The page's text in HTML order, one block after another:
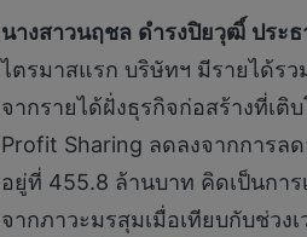
นางสาวนฤชล ดำรงปิยวุฒิ์ ประธ
ไตรมาสแรก บริษัทฯ มีรายได้ร
จากรายได้ฝั่งธุรกิจก่อสร้างที่เติ
Profit Sharing ลดลงจากการล
อยู่ที่ 455.8 ล้านบาท คิดเป็นกา
จากภาวะมรสุมเมื่อเทียบกับช่ว